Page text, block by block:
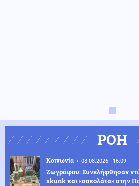
ΡΟΗ
Κοινωνία 08.08.2026 - 16:09
Ζωγράφου: Συνελήφθησαν
skunk και «σοκολάτα» στην